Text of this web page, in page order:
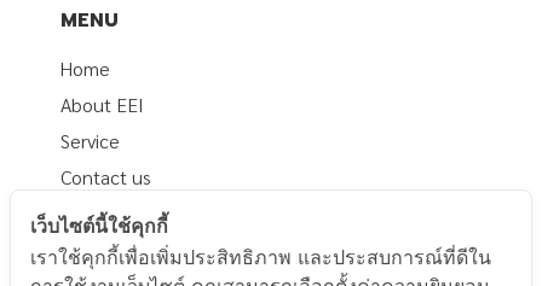
MENU
Home
About EEI
Service
Contact us
Related Documents
นโยบายส่วนบุคคล
เว็บไซต์นี้ใช้คุกกี้
เราใช้คุกกี้เพื่อเพิ่มประสิทธิภาพ และประสบการณ์ที่ดีใน